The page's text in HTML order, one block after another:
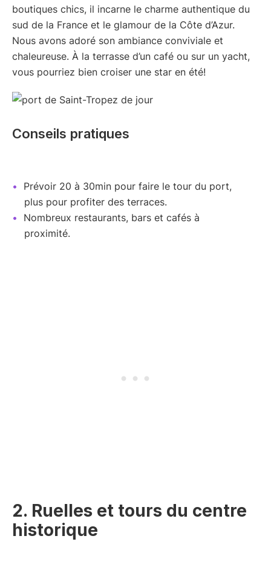
boutiques chics, il incarne le charme authentique du
sud de la France et le glamour de la Côte d’Azur.
Nous avons adoré son ambiance conviviale et
chaleureuse. À la terrasse d’un café ou sur un yacht,
vous pourriez bien croiser une star en été!
Conseils pratiques
Prévoir 20 à 30min pour faire le tour du port,
plus pour profiter des terraces.
Nombreux restaurants, bars et cafés à
proximité.
2. Ruelles et tours du centre
historique